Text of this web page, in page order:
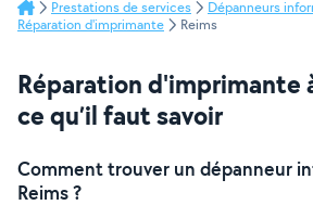
Prestations de services
Dépanneurs
Réparation d'imprimante
Reims
Réparation d'imprimante
ce qu’il faut savoir
Comment trouver un dépanneur
Reims ?